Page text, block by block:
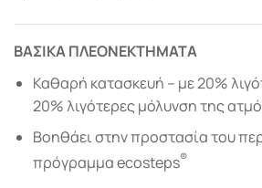
ΒΑΣΙΚΑ ΠΛΕΟΝΕΚΤΗΜΑΤΑ
Καθαρή κατασκευή – µε 20%
20% λιγότερες μόλυνση της
Βοηθάει στην προστασία του
πρόγραμμα ecosteps®